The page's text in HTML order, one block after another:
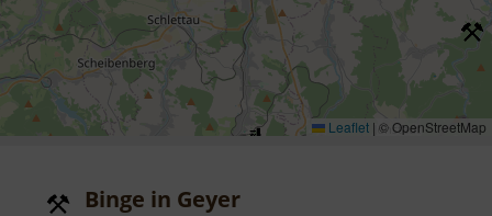
Leaflet | © OpenStreetMap
Binge in Geyer